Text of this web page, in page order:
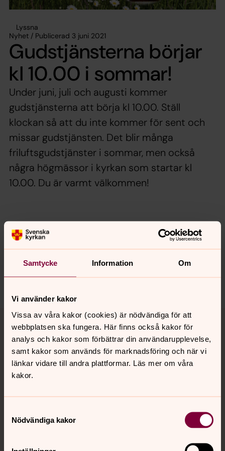
Samtycke Information Om
Vi använder kakor
Vissa av våra kakor (cookies) är nödvändiga för att
webbplatsen ska fungera. Här finns också kakor för
analys och kakor som förbättrar din användarupplevelse,
samt kakor som används för marknadsföring och när vi
länkar vidare till andra plattformar. Läs mer om våra
kakor.
Nödvändiga kakor
Lyssna
Nyhet / Publicerad 3 juni 2021
Gudstjänsterna börjar
kl 10.00 i sommar!
Under juni, juli och augusti kommer
gudstjänsterna att börja kl 10.00. Ställ
klockan så att du inte kommer för sent och
missar gudstjänsten. Det blir många
friluftsgudstjänster i sommar, men också
några högmässor i kyrkan som startar kl
10.00. Du är varmt välkommen!
Synpunkter eller frågor på sidans
innehåll?
nora.tarnsjo.forsamling@svenskakyrkan.se
Dela
Tillbaka till toppen
Tillbaka till innehållet
Kontakt
Kalender